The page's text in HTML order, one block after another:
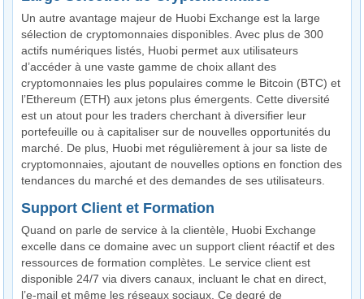
Un autre avantage majeur de Huobi Exchange est la large
sélection de cryptomonnaies disponibles. Avec plus de 300
actifs numériques listés, Huobi permet aux utilisateurs
d’accéder à une vaste gamme de choix allant des
cryptomonnaies les plus populaires comme le Bitcoin (BTC) et
l’Ethereum (ETH) aux jetons plus émergents. Cette diversité
est un atout pour les traders cherchant à diversifier leur
portefeuille ou à capitaliser sur de nouvelles opportunités du
marché. De plus, Huobi met régulièrement à jour sa liste de
cryptomonnaies, ajoutant de nouvelles options en fonction des
tendances du marché et des demandes de ses utilisateurs.
Support Client et Formation
Quand on parle de service à la clientèle, Huobi Exchange
excelle dans ce domaine avec un support client réactif et des
ressources de formation complètes. Le service client est
disponible 24/7 via divers canaux, incluant le chat en direct,
l’e-mail et même les réseaux sociaux. Ce degré de